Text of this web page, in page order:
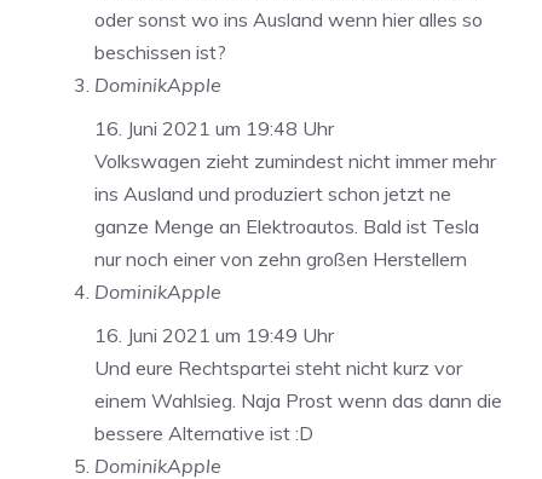
oder sonst wo ins Ausland wenn hier alles so
beschissen ist?
DominikApple
16. Juni 2021 um 19:48 Uhr
Volkswagen zieht zumindest nicht immer mehr
ins Ausland und produziert schon jetzt ne
ganze Menge an Elektroautos. Bald ist Tesla
nur noch einer von zehn großen Herstellern
DominikApple
16. Juni 2021 um 19:49 Uhr
Und eure Rechtspartei steht nicht kurz vor
einem Wahlsieg. Naja Prost wenn das dann die
bessere Alternative ist :D
DominikApple